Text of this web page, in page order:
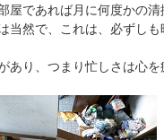
屋であれば月に何度かの
然で、これは、必ずしも
り、つまり忙しさは心を